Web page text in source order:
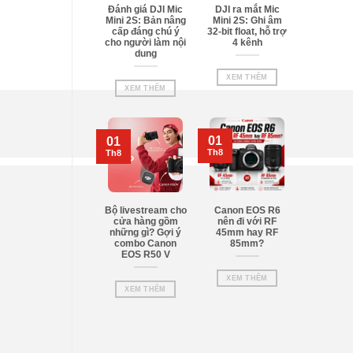
Đánh giá DJI Mic
Mini 2S: Bản nâng
cấp đáng chú ý
cho người làm nội
dung
XEM THÊM
DJI ra mắt Mic
Mini 2S: Ghi âm
32-bit float, hỗ trợ
4 kênh
XEM THÊM
Bộ livestream cho
cửa hàng gồm
những gì? Gợi ý
combo Canon
EOS R50 V
XEM THÊM
01
Th8
Canon EOS R6
nên đi với RF
45mm hay RF
85mm?
XEM THÊM
01
Th8